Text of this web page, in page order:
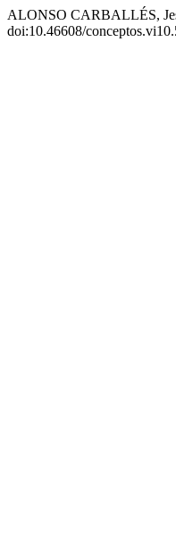
ALONSO CARBALLÉS,
doi:10.46608/